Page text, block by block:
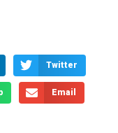
Twitter
Email